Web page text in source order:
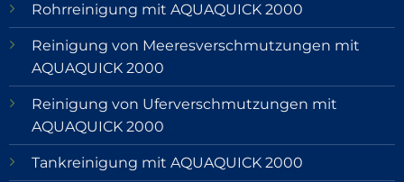
Rohrreinigung mit AQUAQUICK 2000
Reinigung von Meeresverschmutzungen mit
AQUAQUICK 2000
Reinigung von Uferverschmutzungen mit
AQUAQUICK 2000
Tankreinigung mit AQUAQUICK 2000